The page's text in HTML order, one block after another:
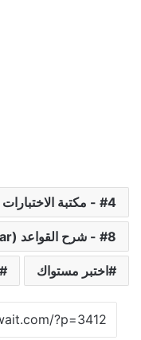
4 - مكتبة الاختبارات
8 - شرح القواعد (Grammar)
اختبر مستواك